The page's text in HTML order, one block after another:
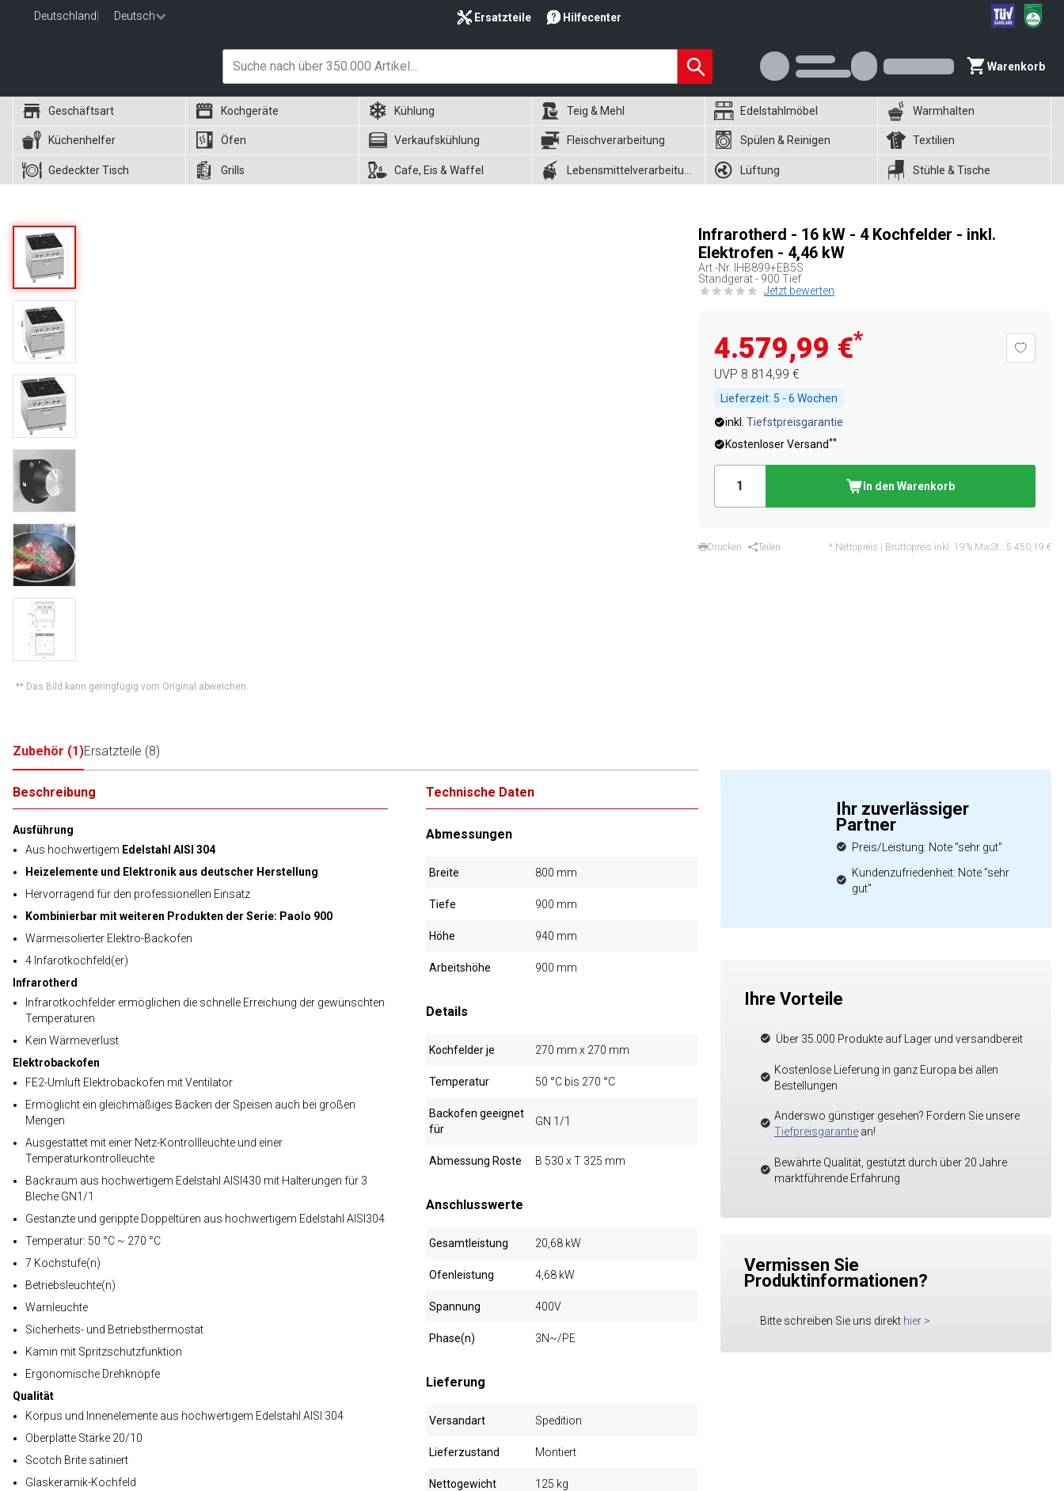
Deutschland Deutsch Ersatzteile Hilfecenter
Warenkorb
Geschäftsart Kochgeräte Kühlung Teig & Mehl Edelstahlmöbel Warmhalten
Küchenhelfer Öfen Verkaufskühlung Fleischverarbeitung Spülen & Reinigen Textilien
Gedeckter Tisch Grills Cafe, Eis & Waffel Lüftung Stühle & Tische
** Das Bild kann geringfügig vom Original abweichen.
Infrarotherd - 16 kW - 4 Kochfelder - inkl.
Elektrofen - 4,46 kW
Art.-Nr. IHB899+EB5S
Standgerät - 900 Tief
Jetzt bewerten
4.579,99 €*
UVP 8.814,99 €
Lieferzeit: 5 - 6 Wochen
inkl. Tiefstpreisgarantie
Kostenloser Versand**
In den Warenkorb
Drucken Teilen * Nettopreis | Bruttopreis inkl. 19% MwSt.: 5.450,19 €
Zubehör (1)Ersatzteile (8)
Beschreibung
Ausführung
Aus hochwertigem Edelstahl AISI 304
Heizelemente und Elektronik aus deutscher Herstellung
Hervorragend für den professionellen Einsatz
Kombinierbar mit weiteren Produkten der Serie: Paolo 900
Wärmeisolierter Elektro-Backofen
4 Infarotkochfeld(er)
Infrarotherd
Infrarotkochfelder ermöglichen die schnelle Erreichung der gewünschten
Temperaturen
Kein Wärmeverlust
Elektrobackofen
FE2-Umluft Elektrobackofen mit Ventilator
Ermöglicht ein gleichmäßiges Backen der Speisen auch bei großen
Mengen
Ausgestattet mit einer Netz-Kontrollleuchte und einer
Temperaturkontrolleuchte
Backraum aus hochwertigem Edelstahl AISI430 mit Halterungen für 3
Bleche GN1/1
Gestanzte und gerippte Doppeltüren aus hochwertigem Edelstahl AISI304
Temperatur: 50 °C ~ 270 °C
7 Kochstufe(n)
Betriebsleuchte(n)
Warnleuchte
Sicherheits- und Betriebsthermostat
Kamin mit Spritzschutzfunktion
Ergonomische Drehknöpfe
Qualität
Korpus und Innenelemente aus hochwertigem Edelstahl AISI 304
Oberplatte Stärke 20/10
Scotch Brite satiniert
Glaskeramik-Kochfeld
Technische Daten
Abmessungen
Breite 800 mm
Tiefe 900 mm
Höhe 940 mm
Arbeitshöhe 900 mm
Details
Kochfelder je 270 mm x 270 mm
Temperatur 50 °C bis 270 °C
Backofen geeignet
für
GN 1/1
Abmessung Roste B 530 x T 325 mm
Anschlusswerte
Gesamtleistung 20,68 kW
Ofenleistung 4,68 kW
Spannung 400V
Phase(n) 3N~/PE
Lieferung
Versandart Spedition
Lieferzustand Montiert
Nettogewicht 125 kg
Ihr zuverlässiger
Partner
Preis/Leistung: Note "sehr gut"
Kundenzufriedenheit: Note "sehr
gut"
Ihre Vorteile
Über 35.000 Produkte auf Lager und versandbereit
Kostenlose Lieferung in ganz Europa bei allen
Bestellungen
Anderswo günstiger gesehen? Fordern Sie unsere
Tiefpreisgarantiean!
Bewährte Qualität, gestützt durch über 20 Jahre
marktführende Erfahrung
Vermissen Sie
Produktinformationen?
Bitte schreiben Sie uns direkt hier >